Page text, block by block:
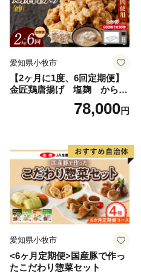
愛知県小牧市
【2ヶ月に1度、6回定期便】
金匠鶏唐揚げ 塩麹 からあ
78,000円
愛知県小牧市
<6ヶ月定期便>国産豚で作っ
たこだわり惣菜セット